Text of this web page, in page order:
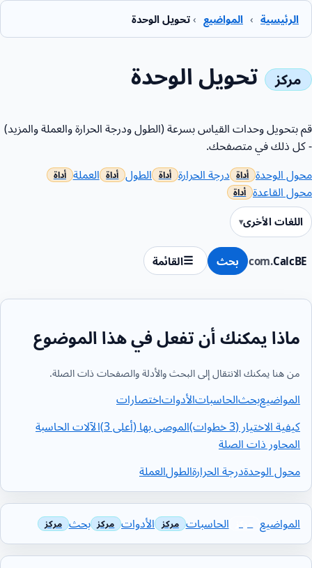
الرئيسية › المواضيع › تحويل الوحدة
CalcBE
.com بحث القائمة
تحويل الوحدة
قم بتحويل وحدات القياس بسرعة (الطول ودرجة الحرارة والعملة والمزيد)
- كل ذلك في متصفحك.
محول الوحدة
درجة الحرارة الطول
العملة
محول القاعدة
اللغات الأخرى
ماذا يمكنك أن تفعل في هذا الموضوع
من هنا يمكنك الانتقال إلى البحث والأدلة والصفحات ذات الصلة.
المواضيعبحثالحاسباتالأدواتاختصارات
كيفية الاختيار (3 خطوات)
الموصى بها (أعلى 3)
الآلات الحاسبة
المحاور ذات الصلة
محول الوحدةدرجة الحرارةالطولالعملة
المواضيع الحاسبات الأدوات بحث